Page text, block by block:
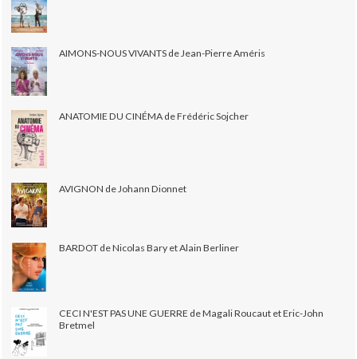
AIMONS-NOUS VIVANTS de Jean-Pierre Améris
ANATOMIE DU CINÉMA de Frédéric Sojcher
AVIGNON de Johann Dionnet
BARDOT de Nicolas Bary et Alain Berliner
CECI N'EST PAS UNE GUERRE de Magali Roucaut et Eric-John
Bretmel